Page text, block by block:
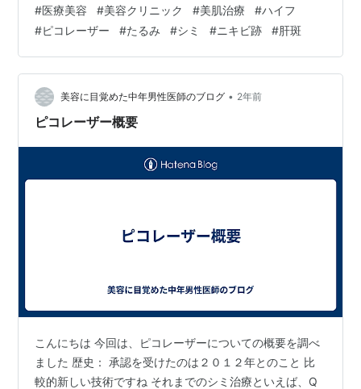
ザーと医療ハイフの違い それぞれのメリット・デメリッ
ト どちらを選ぶべき？ まとめ 近年、美容クリニック
で、手軽に受けられる施術として、ピコレーザーと医療
ハイフが注目されています。 どちらも美肌効果が期待で
きる施術ですが、そのメカニズムや効果は異なります。
シミが気になる、肌のたるみ…
#医療美容 #美容クリニック #美肌治療 #ハイフ
#ピコレーザー #たるみ #シミ #ニキビ跡 #肝斑
美容に目覚めた中年男性医師のブログ • 2年前
ピコレーザー概要
こんにちは 今回は、ピコレーザーについての概要を調べ
ました 歴史： 承認を受けたのは２０１２年とのこと 比
較的新しい技術ですね それまでのシミ治療といえば、Q